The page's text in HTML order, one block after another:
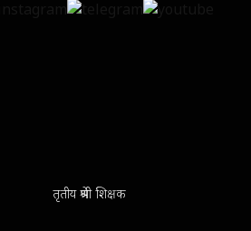
तृतीय श्रेणी शिक्षक